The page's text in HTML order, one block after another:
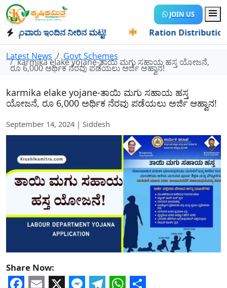
JOIN US
ಇಂದಿನ ನೀರಿನ ಮಟ್ಟ! Ration Distribution-
Latest News Govt Schemes
karmika elake yojane-ತಾಯಿ ಮಗು ಸಹಾಯ ಹಸ್ತ ಯೋಜನೆ,
ರೂ 6,000 ಅರ್ಥಿಕ ನೆರವು ಪಡೆಯಲು ಅರ್ಜಿ ಆಹ್ವಾನ!
karmika elake yojane-ತಾಯಿ ಮಗು ಸಹಾಯ ಹಸ್ತ
ಯೋಜನೆ, ರೂ 6,000 ಅರ್ಥಿಕ ನೆರವು ಪಡೆಯಲು ಅರ್ಜಿ ಆಹ್ವಾನ!
September 14, 2024 | Siddesh
Share Now: